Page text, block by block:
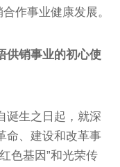
作事业健康发展。
供销事业的初心使
诞生之日起，就深
命、建设和改革事
色基因”和光荣传